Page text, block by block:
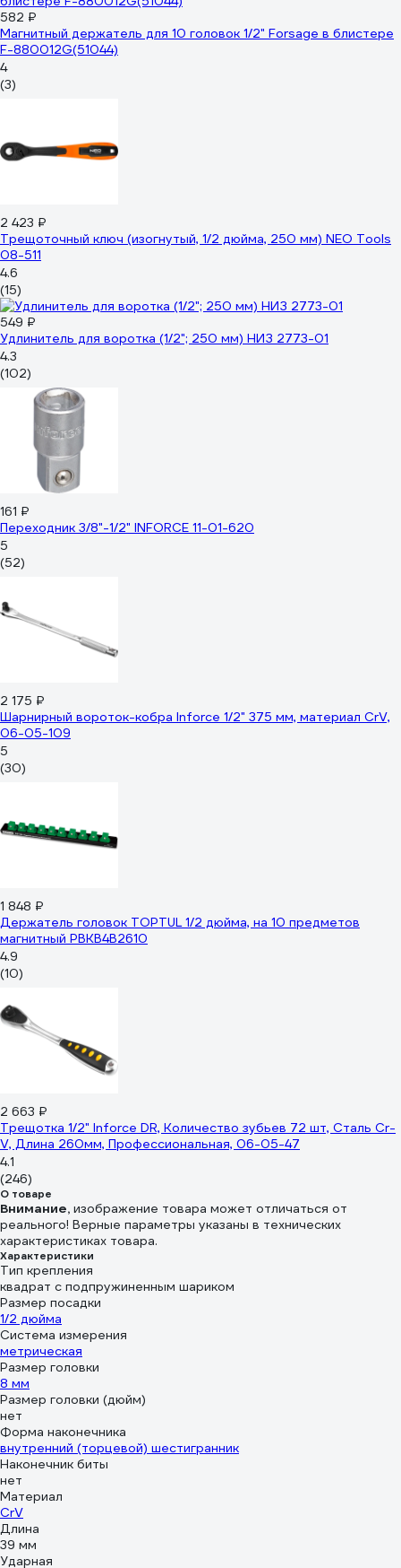
582 ₽
Магнитный держатель для 10 головок 1/2" Forsage в блистере
F-880012G(51044)
4
(3)
2 423 ₽
Трещоточный ключ (изогнутый, 1/2 дюйма, 250 мм) NEO Tools
08-511
4.6
(15)
549 ₽
Удлинитель для воротка (1/2"; 250 мм) НИЗ 2773-01
4.3
(102)
161 ₽
Переходник 3/8"-1/2" INFORCE 11-01-620
5
(52)
2 175 ₽
Шарнирный вороток-кобра Inforce 1/2" 375 мм, материал CrV,
06-05-109
5
(30)
1 848 ₽
Держатель головок TOPTUL 1/2 дюйма, на 10 предметов
магнитный PBKB4B2610
4.9
(10)
2 663 ₽
Трещотка 1/2" Inforce DR, Количество зубьев 72 шт, Сталь Cr-
V, Длина 260мм, Профессиональная, 06-05-47
4.1
(246)
О товаре
Внимание, изображение товара может отличаться от
реального! Верные параметры указаны в технических
характеристиках товара.
Характеристики
Тип крепления
квадрат с подпружиненным шариком
Размер посадки
1/2 дюйма
Система измерения
метрическая
Размер головки
8 мм
Размер головки (дюйм)
нет
Форма наконечника
внутренний (торцевой) шестигранник
Наконечник биты
нет
Материал
CrV
Длина
39 мм
Ударная